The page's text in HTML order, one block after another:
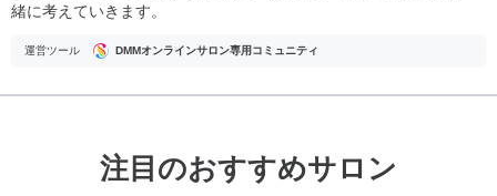
緒に考えていきます。
運営ツール DMMオンラインサロン専用コミュニティ
注目のおすすめサロン